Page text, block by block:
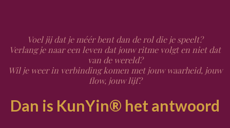
Voel jij dat je méér bent dan de rol die je speelt?
Verlang je naar een leven dat jouw ritme volgt en niet dat
van de wereld?
Wil je weer in verbinding komen met jouw waarheid, jouw
flow, jouw lijf?
Dan is KunYin® het antwoord